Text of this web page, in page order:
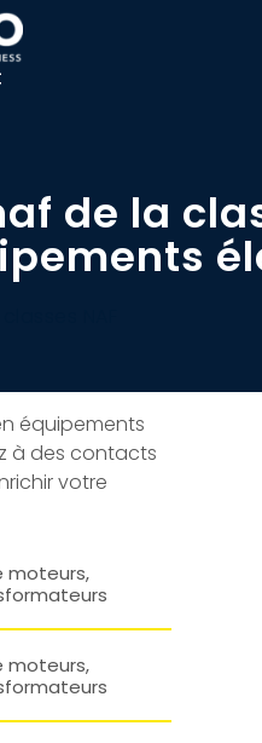
de la
équipements
à des contacts
votre
moteurs,
moteurs,